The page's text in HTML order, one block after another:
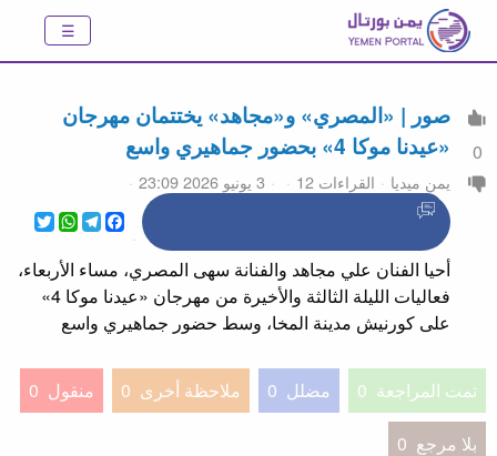
0
صور | «المصري» و«مجاهد» يختتمان مهرجان
«عيدنا موكا 4» بحضور جماهيري واسع
يمن ميديا القراءات 12
3 يونيو 2026 23:09
Twitter
WhatsApp
Telegram
Facebook
أحيا الفنان علي مجاهد والفنانة سهى المصري، مساء الأربعاء،
فعاليات الليلة الثالثة والأخيرة من مهرجان «عيدنا موكا 4»
على كورنيش مدينة المخا، وسط حضور جماهيري واسع
تمت المراجعة 0 مضلل 0 ملاحظة أخرى 0 منقول 0
بلا مرجع 0